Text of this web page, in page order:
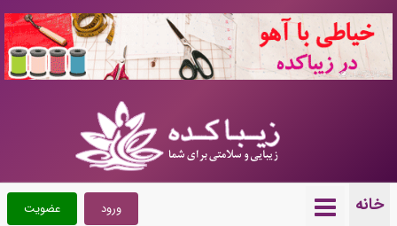
10722473
خانه عضویت ورود